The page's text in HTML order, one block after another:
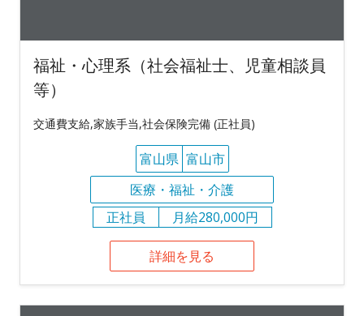
福祉・心理系（社会福祉士、児童相談員
等）
交通費支給,家族手当,社会保険完備 (正社員)
富山県 富山市
医療・福祉・介護
正社員
月給280,000円
詳細を見る